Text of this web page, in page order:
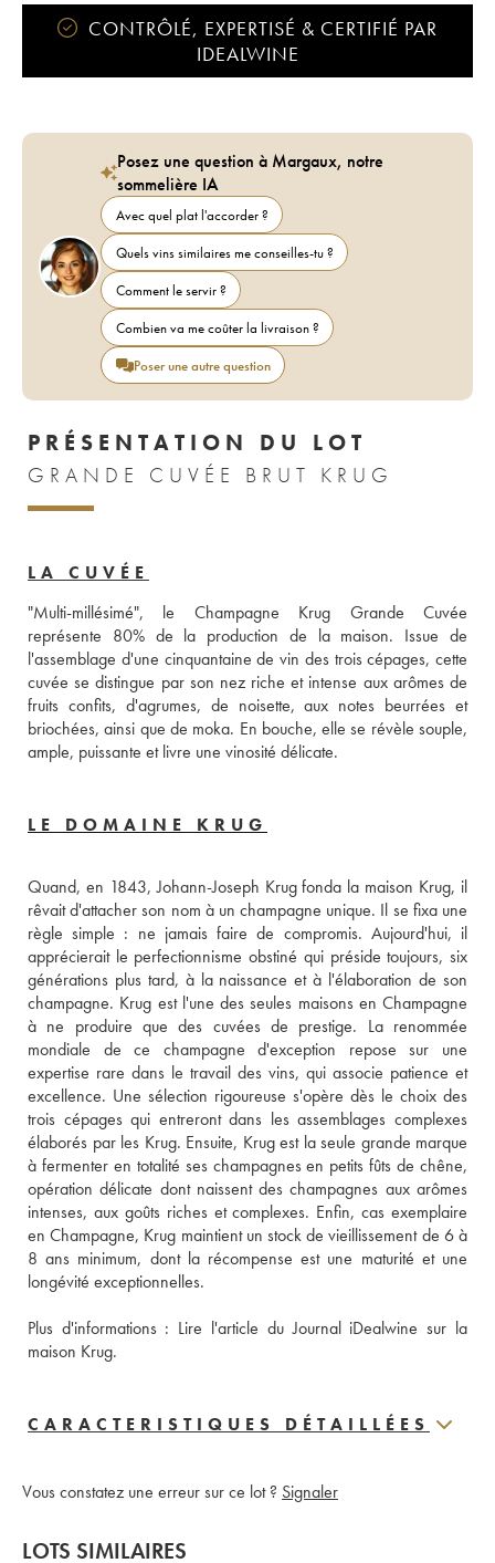
CONTRÔLÉ, EXPERTISÉ & CERTIFIÉ PAR
IDEALWINE
Posez une question à Margaux, notre
sommelière IA
Avec quel plat l'accorder ?
Quels vins similaires me conseilles-tu ?
Comment le servir ?
Combien va me coûter la livraison ?
Poser une autre question
PRÉSENTATION DU LOT
GRANDE CUVÉE BRUT KRUG
LA CUVÉE
"Multi-millésimé", le Champagne Krug Grande Cuvée
représente 80% de la production de la maison. Issue de
l'assemblage d'une cinquantaine de vin des trois cépages, cette
cuvée se distingue par son nez riche et intense aux arômes de
fruits confits, d'agrumes, de noisette, aux notes beurrées et
briochées, ainsi que de moka. En bouche, elle se révèle souple,
LE DOMAINE KRUG
Quand, en 1843, Johann-Joseph Krug fonda la maison Krug, il
rêvait d'attacher son nom à un champagne unique. Il se fixa une
règle simple : ne jamais faire de compromis. Aujourd'hui, il
apprécierait le perfectionnisme obstiné qui préside toujours, six
générations plus tard, à la naissance et à l'élaboration de son
champagne. Krug est l'une des seules maisons en Champagne
à ne produire que des cuvées de prestige. La renommée
mondiale de ce champagne d'exception repose sur une
expertise rare dans le travail des vins, qui associe patience et
excellence. Une sélection rigoureuse s'opère dès le choix des
trois cépages qui entreront dans les assemblages complexes
élaborés par les Krug. Ensuite, Krug est la seule grande marque
à fermenter en totalité ses champagnes en petits fûts de chêne,
opération délicate dont naissent des champagnes aux arômes
intenses, aux goûts riches et complexes. Enfin, cas exemplaire
en Champagne, Krug maintient un stock de vieillissement de 6 à
8 ans minimum, dont la récompense est une maturité et une
longévité exceptionnelles.
Plus d'informations : Lire l'article du Journal iDealwine sur la
maison Krug.
CARACTERISTIQUES DÉTAILLÉES
Vous constatez une erreur sur ce lot ? Signaler
LOTS SIMILAIRES